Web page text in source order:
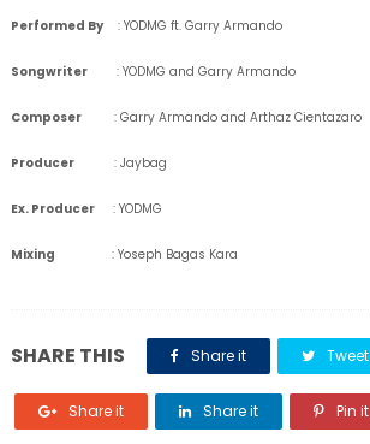
Performed By: YODMG ft. Garry Armando
Songwriter: YODMG and Garry Armando
Composer: Garry Armando and Arthaz Cientazaro
Producer: Jaybag
Ex. Producer: YODMG
Mixing : Yoseph Bagas Kara
SHARE THIS Share it Tweet
Share it Share it Pin it